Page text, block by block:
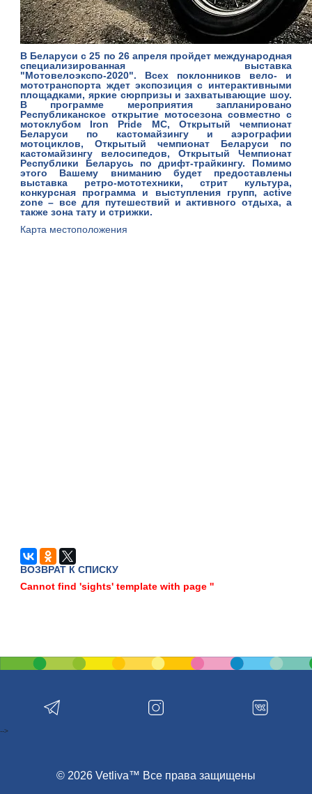
В Беларуси с 25 по 26 апреля пройдет международная
специализированная выставка
"Мотовелоэкспо-2020". Всех поклонников вело- и
мототранспорта ждет экспозиция с интерактивными
площадками, яркие сюрпризы и захватывающие шоу.
В программе мероприятия запланировано
Республиканское открытие мотосезона совместно с
мотоклубом Iron Pride MC, Открытый чемпионат
Беларуси по кастомайзингу и аэрографии
мотоциклов, Открытый чемпионат Беларуси по
кастомайзингу велосипедов, Открытый Чемпионат
Республики Беларусь по дрифт-трайкингу. Помимо
этого Вашему вниманию будет предоставлены
выставка ретро-мототехники, стрит культура,
конкурсная программа и выступления групп, active
zone – все для путешествий и активного отдыха, а
также зона тату и стрижки.
Карта местоположения
ВОЗВРАТ К СПИСКУ
Cannot find 'sights' template with page ''
© 2026 Vetliva™ Все права защищены
-->